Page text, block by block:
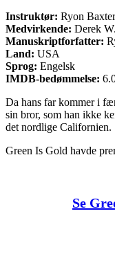
Instruktør: Ryon Baxter
Medvirkende: Derek
Manuskriptforfatter:
Land: USA
Sprog: Engelsk
IMDB-bedømmelse:
Da hans far kommer i
sin bror, som han ikke
det nordlige Californien.
Green Is Gold havde
Se